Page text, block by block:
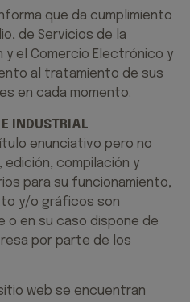
que da cumplimiento
de Servicios de la
y el Comercio Electrónico y
al tratamiento de sus
en cada momento.
INDUSTRIAL
enunciativo pero no
edición, compilación y
para su funcionamiento,
y/o gráficos son
o en su caso dispone de
por parte de los
web se encuentran